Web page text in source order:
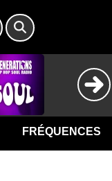
FRÉQUENCES